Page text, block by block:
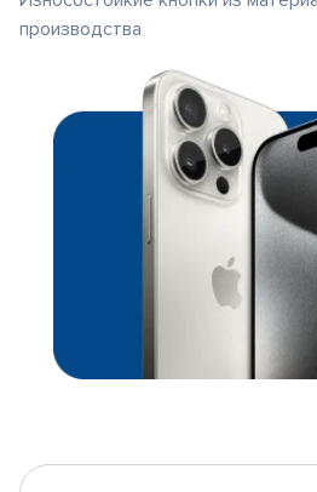
производства